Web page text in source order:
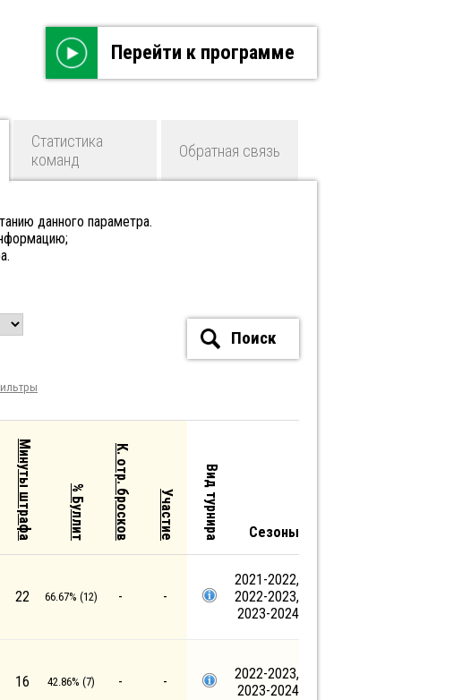
Перейти к программе
Статистика
команд
Обратная связь
данного параметра.
Поиск
Минуты штрафа % Буллит К. отр. бросков Участие Вид турнира Сезоны
22 66.67% (12) - -
2021-2022,
2022-2023,
2023-2024
16 42.86% (7) - -
2022-2023,
2023-2024